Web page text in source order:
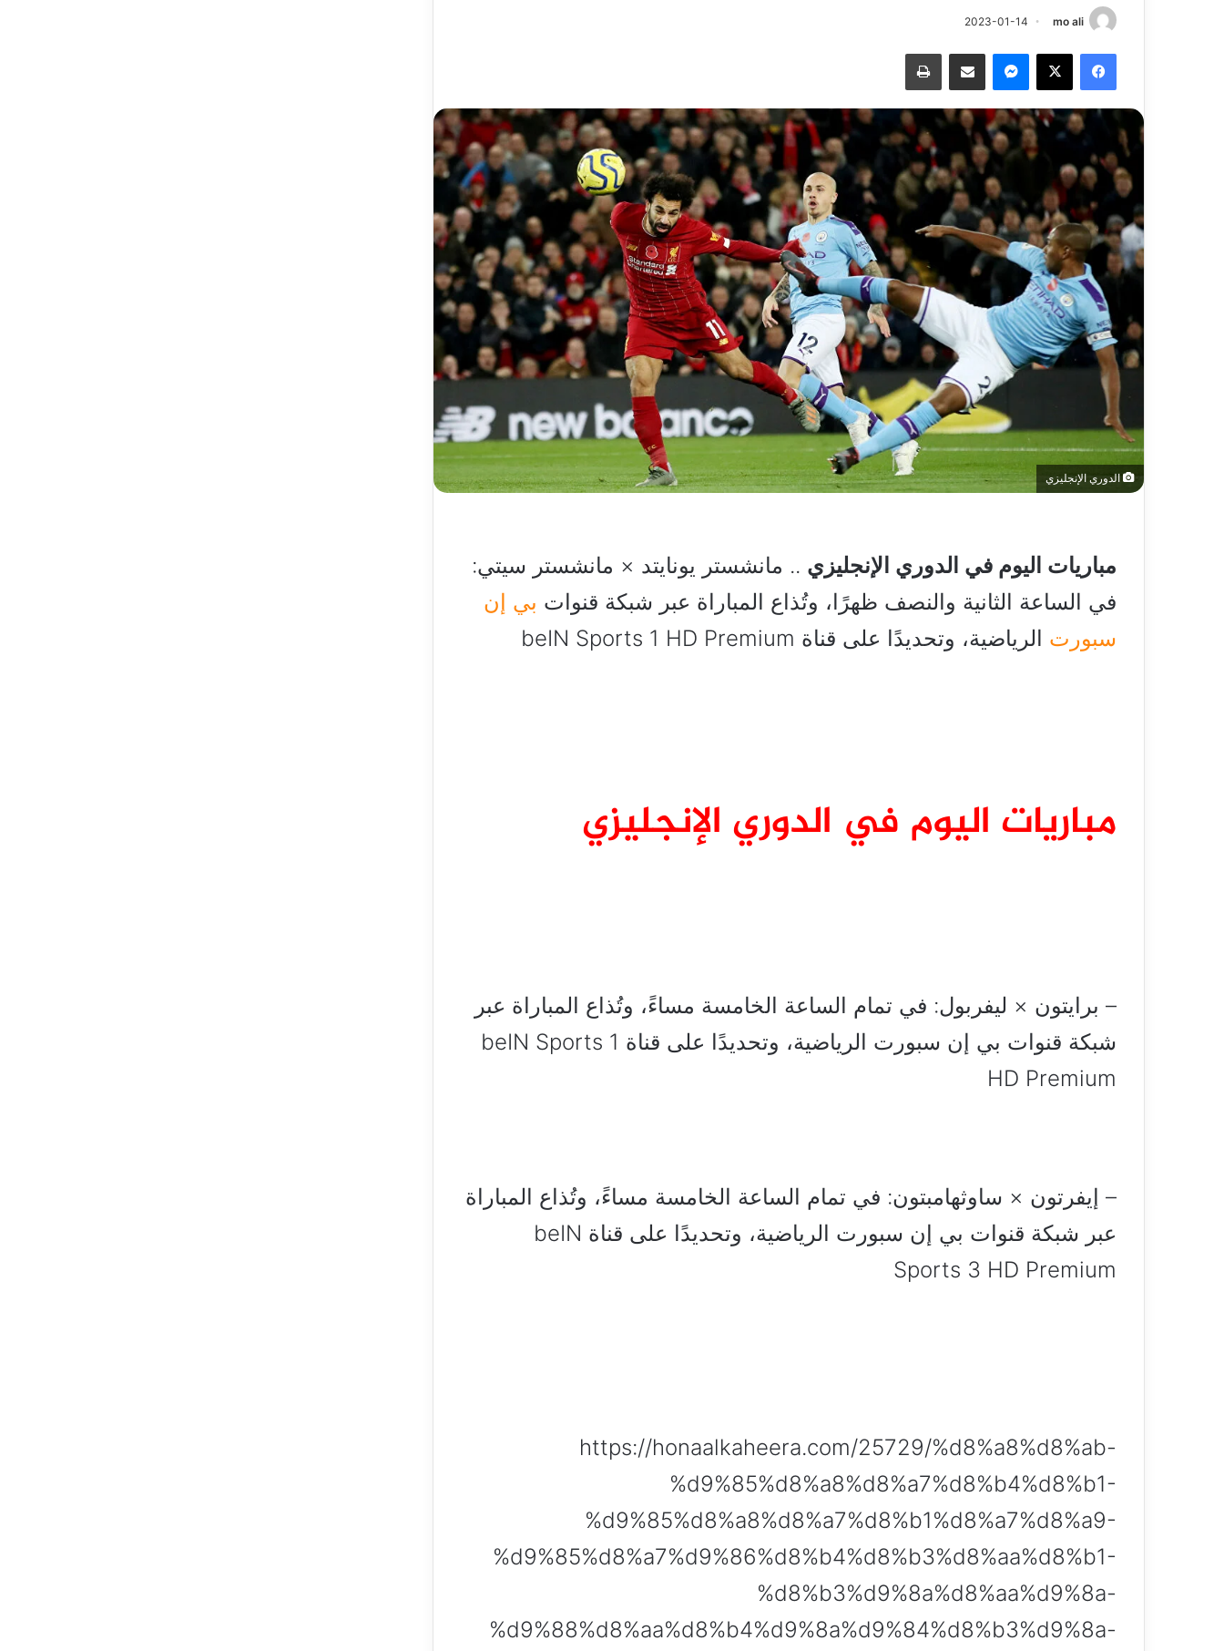
mo ali
2023-01-14
فيسبوك ‫X ماسنجر مشاركة عبر البريد طباعة
الدوري الإنجليزي
مباريات اليوم في الدوري الإنجليزي .. مانشستر يونايتد × مانشستر سيتي:
في الساعة الثانية والنصف ظهرًا، وتُذاع المباراة عبر شبكة قنوات بي إن
سبورت الرياضية، وتحديدًا على قناة beIN Sports 1 HD Premium
مباريات اليوم في الدوري الإنجليزي
– برايتون × ليفربول: في تمام الساعة الخامسة مساءً، وتُذاع المباراة عبر
شبكة قنوات بي إن سبورت الرياضية، وتحديدًا على قناة beIN Sports 1
HD Premium
– إيفرتون × ساوثهامبتون: في تمام الساعة الخامسة مساءً، وتُذاع المباراة
عبر شبكة قنوات بي إن سبورت الرياضية، وتحديدًا على قناة beIN
Sports 3 HD Premium
https://honaalkaheera.com/25729/%d8%a8%d8%ab-
%d9%85%d8%a8%d8%a7%d8%b4%d8%b1-
%d9%85%d8%a8%d8%a7%d8%b1%d8%a7%d8%a9-
%d9%85%d8%a7%d9%86%d8%b4%d8%b3%d8%aa%d8%b1-
%d8%b3%d9%8a%d8%aa%d9%8a-
%d9%88%d8%aa%d8%b4%d9%8a%d9%84%d8%b3%d9%8a-